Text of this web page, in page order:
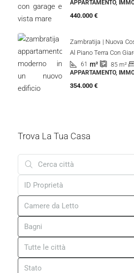
APPARTAMENTO,
440.000 €
Zambratija | Nuova
Al Piano Terra Con
61 m² 85 m²
APPARTAMENTO,
354.000 €
Trova La Tua Casa
Camere da Letto
Bagni
Tutte le città
Stato